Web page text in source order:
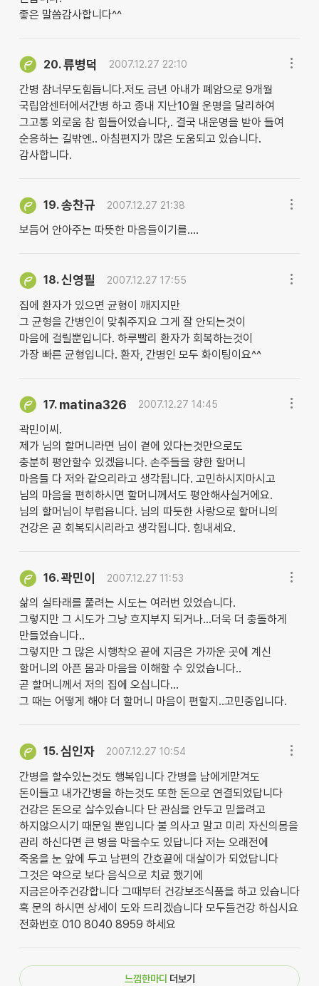
좋은 말씀감사합니다^^
20.류병덕 2007.12.27 22:10
간병 참너무도힘듭니다.저도 금년 아내가 폐암으로 9개월
국립암센터에서간병 하고 종내 지난10월 운명을 달리하여
그고통 외로움 참 힘들어었습니다,. 결국 내운명을 받아 들여
순응하는 길밖엔.. 아침편지가 많은 도움되고 있습니다.
감사합니다.
19.송찬규 2007.12.27 21:38
보듬어 안아주는 따뜻한 마음들이기를....
18.신영필 2007.12.27 17:55
집에 환자가 있으면 균형이 깨지지만
그 균형을 간병인이 맞춰주지요 그게 잘 안되는것이
마음에 걸릴뿐입니다. 하루빨리 환자가 회복하는것이
가장 빠른 균형입니다. 환자, 간병인 모두 화이팅이요^^
17. matina326 2007.12.27 14:45
곽민이씨.
제가 님의 할머니라면 님이 곁에 있다는것만으로도
충분히 평안할수 있겠읍니다. 손주들을 향한 할머니
마음들 다 저와 같으리라고 생각됩니다. 고민하시지마시고
님의 마음을 편히하시면 할머니께서도 평안해사실거에요.
님의 할머님이 부럽읍니다. 님의 따듯한 사랑으로 할머니의
건강은 곧 회복되시리라고 생각됩니다. 힘내세요.
16.곽민이 2007.12.27 11:53
삶의 실타래를 풀려는 시도는 여러번 있었습니다.
그렇지만 그 시도가 그냥 흐지부지 되거나...더욱 더 충돌하게
만들었습니다..
그렇지만 그 많은 시행착오 끝에 지금은 가까운 곳에 계신
할머니의 아픈 몸과 마음을 이해할 수 있었습니다..
곧 할머니께서 저의 집에 오십니다...
그 때는 어떻게 해야 더 할머니 마음이 편할지..고민중입니다.
15.심인자 2007.12.27 10:54
간병을 할수있는것도 행복입니다 간병을 남에게맏겨도
돈이들고 내가간병을 하는것도 또한 돈으로 연결되었답니다
건강은 돈으로 살수있습니다 단 관심을 안두고 믿을려고
하지않으시기 때문일 뿐입니다 불 의사고 말고 미리 자신의몸을
관리 하신다면 큰 병을 막을수도 있답니다 저는 오래전에
죽움을 눈 앞에 두고 남편의 간호끝에 대살이가 되었답니다
그것은 약으로 보다 음식으로 치료 했기에
지금은아주건강합니다 그때부터 건강보조식품을 하고 있습니다
혹 문의 하시면 상세이 도와 드리겠습니다 모두들건강 하십시요
전화번호 010 8040 8959 하세요
느낌한마디 더보기